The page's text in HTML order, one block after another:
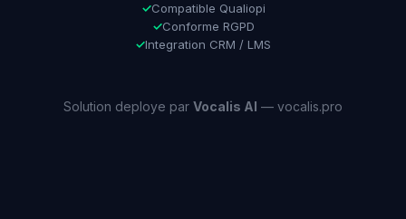
✓Compatible Qualiopi
✓Conforme RGPD
✓Integration CRM / LMS
Solution deploye par Vocalis AI — vocalis.pro